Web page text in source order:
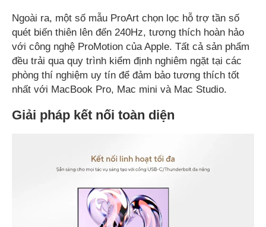
Ngoài ra, một số mẫu ProArt chọn lọc hỗ trợ tần số
quét biến thiên lên đến 240Hz, tương thích hoàn hảo
với công nghệ ProMotion của Apple. Tất cả sản phẩm
đều trải qua quy trình kiểm định nghiêm ngặt tại các
phòng thí nghiệm uy tín để đảm bảo tương thích tốt
nhất với MacBook Pro, Mac mini và Mac Studio.
Giải pháp kết nối toàn diện